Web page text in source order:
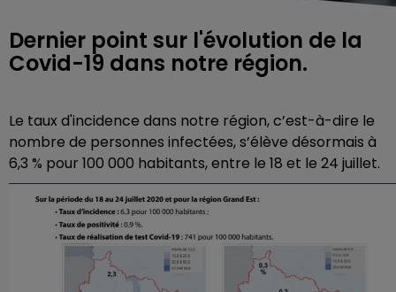
Dernier point sur l'évolution de la
Covid-19 dans notre région.
Le taux d'incidence dans notre région, c’est-à-dire le
nombre de personnes infectées, s’élève désormais à
6,3 % pour 100 000 habitants, entre le 18 et le 24 juillet.